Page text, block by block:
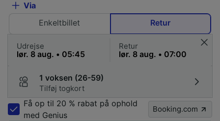
Via
Enkeltbillet
Retur
Udrejse Retur
1 voksen (26-59)
Tilføj togkort
Få op til 20 % rabat på ophold
med Genius
Booking.com